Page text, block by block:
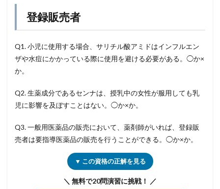
登録販売者
Q1. 小児に使用する場合、サリチル酸アミドはインフルエン
ザや水痘にかかっている際に使用を避ける必要がある。◯か×
か。
Q2. 生薬成分であるセンナは、授乳中の女性が服用しても乳
児に影響を及ぼすことはない。◯か×か。
Q3. 一般用医薬品の販売において、薬剤師がいれば、登録販
売者は要指導医薬品の販売を行うことができる。◯か×か。
▼ この資格の正解を見る
＼ 無料で20問演習に挑戦！ ／